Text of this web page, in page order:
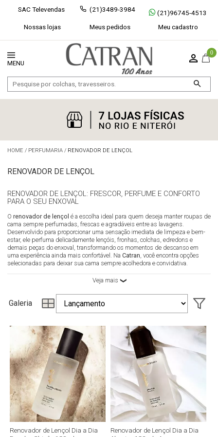
SAC Televendas (21)3489-3984
(21)96745-4513
Nossas lojas
Meus pedidos Meu cadastro
0
Exibir todos
HOME / PERFUMARIA / RENOVADOR DE LENÇOL
RENOVADOR DE LENÇOL
RENOVADOR DE LENÇOL: FRESCOR, PERFUME E CONFORTO
PARA O SEU ENXOVAL
O renovador de lençol é a escolha ideal para quem deseja manter roupas de
cama sempre perfumadas, frescas e agradáveis entre as lavagens.
Desenvolvido para proporcionar uma sensação imediata de limpeza e bem-
estar, ele perfuma delicadamente lençóis, fronhas, colchas, edredons e
demais peças do enxoval, transformando os momentos de descanso em
uma experiência ainda mais confortável. Na Catran, você encontra opções
selecionadas para deixar sua cama sempre acolhedora e convidativa.
MAIS FRESCOR PARA AS SUAS NOITES DE
spray para lençol
é perfeito para revitalizar as roupas de cama de forma
aconchego que contribui para momentos de relaxamento e descanso.
Ideal para o uso diário, o renovador de lençol ajuda a manter o enxoval
perfumado e proporciona uma experiência sensorial única antes de dormir.
BENEFÍCIOS DO RENOVADOR DE LENÇOL
Perfuma lençóis, fronhas e demais peças do enxoval.
Proporciona sensação de frescor e limpeza.
Ideal para uso entre as lavagens.
Ajuda a criar um ambiente mais acolhedor e agradável.
Fácil e prático de aplicar.
Disponível em fragrâncias sofisticadas e duradouras.
FRAGRÂNCIAS QUE TRANSFORMAM O
Galeria
Renovador de Lençol Dia a Dia
Renovador de Lençol Dia a Dia